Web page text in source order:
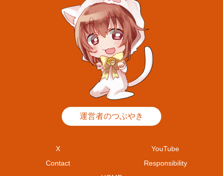
運営者のつぶやき
X
YouTube
Contact
Responsibility